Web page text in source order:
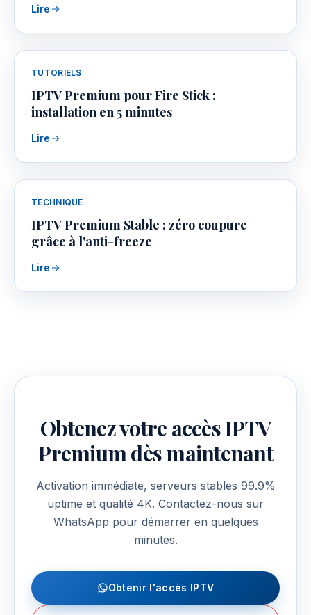
Lire
TUTORIELS
IPTV Premium pour Fire Stick :
installation en 5 minutes
Lire
TECHNIQUE
IPTV Premium Stable : zéro coupure
grâce à l'anti-freeze
Lire
Obtenez votre accès IPTV
Premium dès maintenant
Activation immédiate, serveurs stables 99.9%
uptime et qualité 4K. Contactez-nous sur
WhatsApp pour démarrer en quelques
minutes.
Obtenir l'accès IPTV